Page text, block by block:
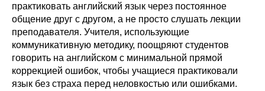
практиковать английский язык через постоянное
общение друг с другом, а не просто слушать лекции
преподавателя. Учителя, использующие
коммуникативную методику, поощряют студентов
говорить на английском с минимальной прямой
коррекцией ошибок, чтобы учащиеся практиковали
язык без страха перед неловкостью или ошибками.